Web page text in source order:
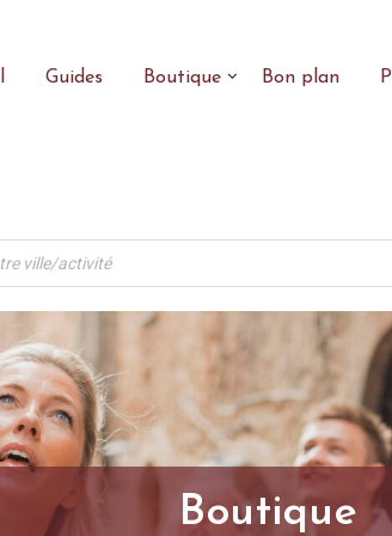
Guides Boutique Bon plan
Boutique